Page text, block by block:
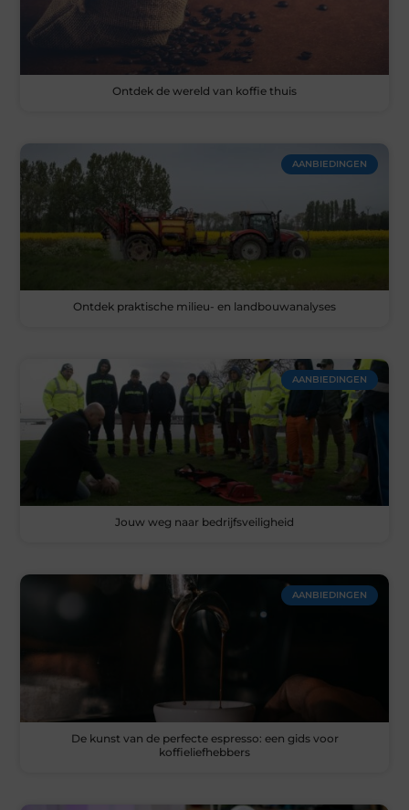
Ontdek de wereld van koffie thuis
AANBIEDINGEN
Ontdek praktische milieu- en landbouwanalyses
AANBIEDINGEN
Jouw weg naar bedrijfsveiligheid
AANBIEDINGEN
De kunst van de perfecte espresso: een gids voor
koffieliefhebbers